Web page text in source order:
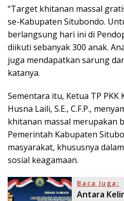
“Target khitanan massal
se-Kabupaten Situbondo.
berlangsung hari ini di
diikuti sebanyak 300 anak.
juga mendapatkan sarung
katanya.
Sementara itu, Ketua TP
Husna Laili, S.E., C.F.P.,
khitanan massal merupakan
Pemerintah Kabupaten
masyarakat, khususnya
sosial keagamaan.
Baca Juga:
Antara